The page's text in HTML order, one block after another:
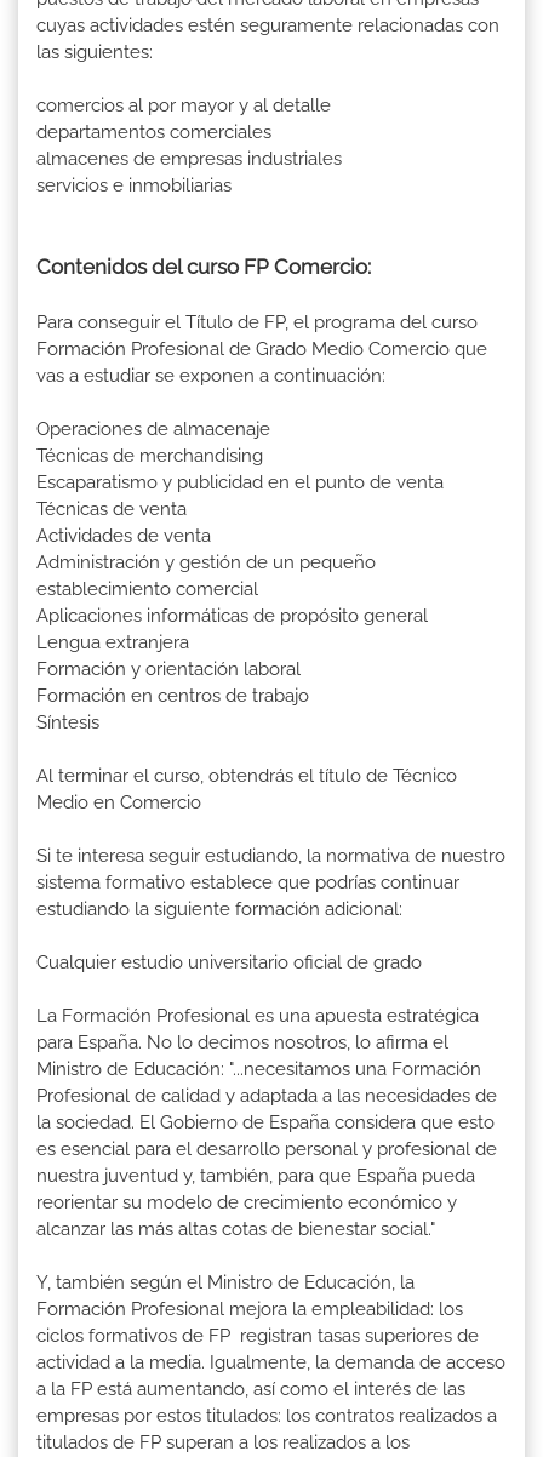
cuyas actividades estén seguramente relacionadas con
las siguientes:
comercios al por mayor y al detalle
departamentos comerciales
almacenes de empresas industriales
servicios e inmobiliarias
Contenidos del curso FP Comercio:
Para conseguir el Título de FP, el programa del curso
Formación Profesional de Grado Medio Comercio que
vas a estudiar se exponen a continuación:
Operaciones de almacenaje
Técnicas de merchandising
Escaparatismo y publicidad en el punto de venta
Técnicas de venta
Actividades de venta
Administración y gestión de un pequeño
establecimiento comercial
Aplicaciones informáticas de propósito general
Lengua extranjera
Formación y orientación laboral
Formación en centros de trabajo
Síntesis
Al terminar el curso, obtendrás el título de Técnico
Medio en Comercio
Si te interesa seguir estudiando, la normativa de nuestro
sistema formativo establece que podrías continuar
estudiando la siguiente formación adicional:
Cualquier estudio universitario oficial de grado
La Formación Profesional es una apuesta estratégica
para España. No lo decimos nosotros, lo afirma el
Ministro de Educación: "...necesitamos una Formación
Profesional de calidad y adaptada a las necesidades de
la sociedad. El Gobierno de España considera que esto
es esencial para el desarrollo personal y profesional de
nuestra juventud y, también, para que España pueda
reorientar su modelo de crecimiento económico y
alcanzar las más altas cotas de bienestar social."
Y, también según el Ministro de Educación, la
Formación Profesional mejora la empleabilidad: los
ciclos formativos de FP registran tasas superiores de
actividad a la media. Igualmente, la demanda de acceso
a la FP está aumentando, así como el interés de las
empresas por estos titulados: los contratos realizados a
titulados de FP superan a los realizados a los